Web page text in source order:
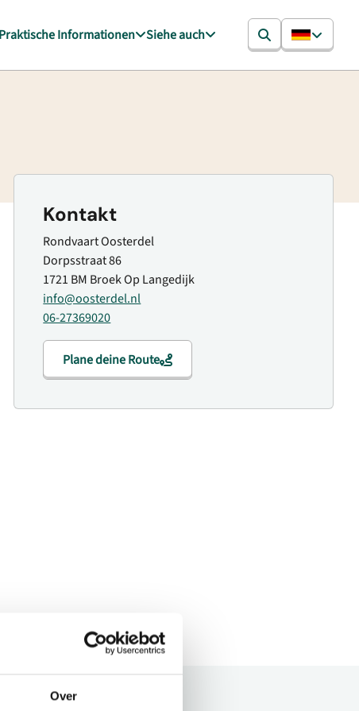
Over
Praktische Informationen Siehe auch
Kontakt
Rondvaart Oosterdel
Dorpsstraat 86
1721 BM Broek Op Langedijk
info@oosterdel.nl
06-27369020
Plane deine Route